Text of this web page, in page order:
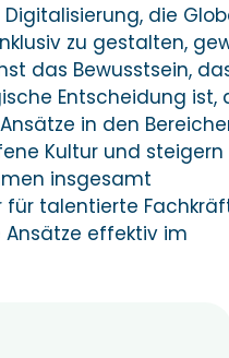
die
zu gestalten,
das Bewusstsein,
Entscheidung ist,
in den
Kultur und steigern
insgesamt
talentierte
effektiv im